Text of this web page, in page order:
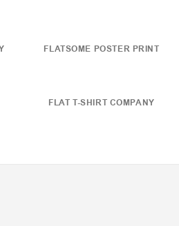
FLATSOME POSTER PRINT
FLAT T-SHIRT COMPANY